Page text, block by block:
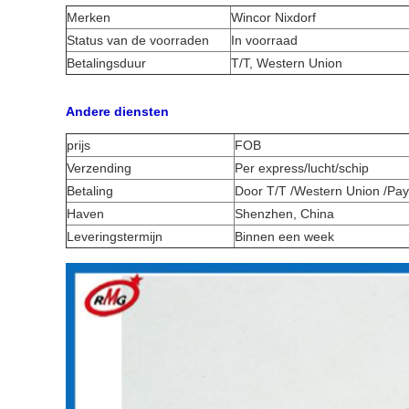
Merken
Wincor Nixdorf
Status van de voorraden
In voorraad
Betalingsduur
T/T, Western Union
Andere diensten
prijs
FOB
Verzending
Per express/lucht/schip
Betaling
Door T/T /Western Union /
Haven
Shenzhen, China
Leveringstermijn
Binnen een week